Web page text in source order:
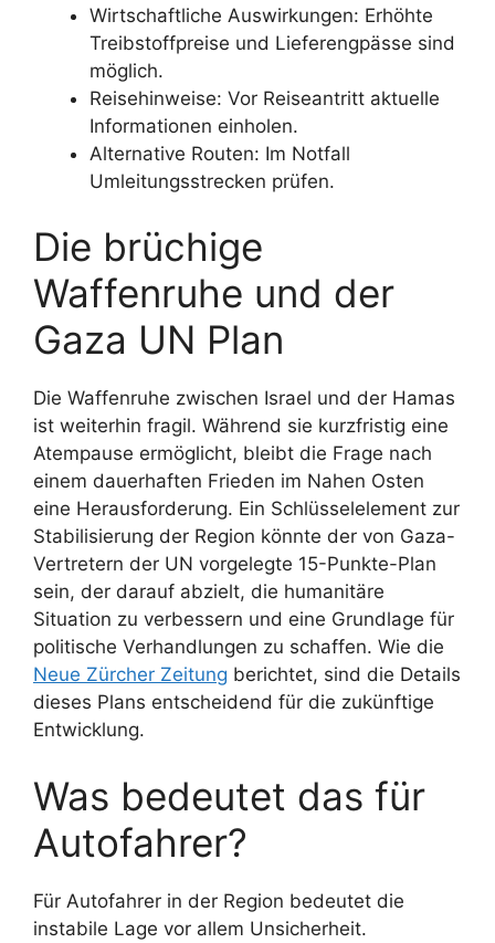
Wirtschaftliche Auswirkungen: Erhöhte
Treibstoffpreise und Lieferengpässe sind
möglich.
Reisehinweise: Vor Reiseantritt aktuelle
Informationen einholen.
Alternative Routen: Im Notfall
Umleitungsstrecken prüfen.
Die brüchige
Waffenruhe und der
Gaza UN Plan
Die Waffenruhe zwischen Israel und der Hamas
ist weiterhin fragil. Während sie kurzfristig eine
Atempause ermöglicht, bleibt die Frage nach
einem dauerhaften Frieden im Nahen Osten
eine Herausforderung. Ein Schlüsselelement zur
Stabilisierung der Region könnte der von Gaza-
Vertretern der UN vorgelegte 15-Punkte-Plan
sein, der darauf abzielt, die humanitäre
Situation zu verbessern und eine Grundlage für
politische Verhandlungen zu schaffen. Wie die
Neue Zürcher Zeitung berichtet, sind die Details
dieses Plans entscheidend für die zukünftige
Entwicklung.
Was bedeutet das für
Autofahrer?
Für Autofahrer in der Region bedeutet die
instabile Lage vor allem Unsicherheit.